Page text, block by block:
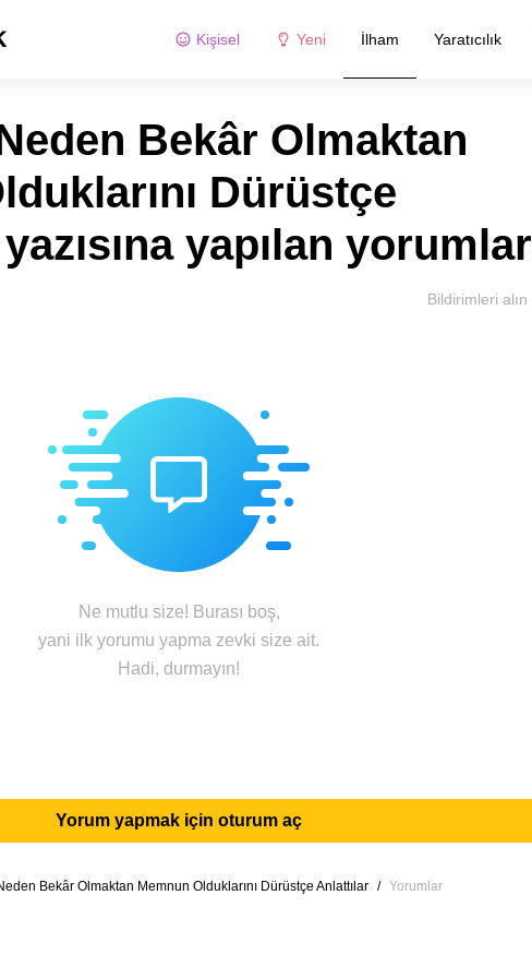
Kişisel Yeni İlham Yaratıcılık
Bekâr Olmaktan
Dürüstçe
yapılan yorumlar
Bildirimleri alın
Ne mutlu size! Burası boş,
yani ilk yorumu yapma zevki size ait.
Hadi, durmayın!
Yorum yapmak için oturum aç
Bekâr Olmaktan Memnun Olduklarını Dürüstçe Anlattılar / Yorumlar